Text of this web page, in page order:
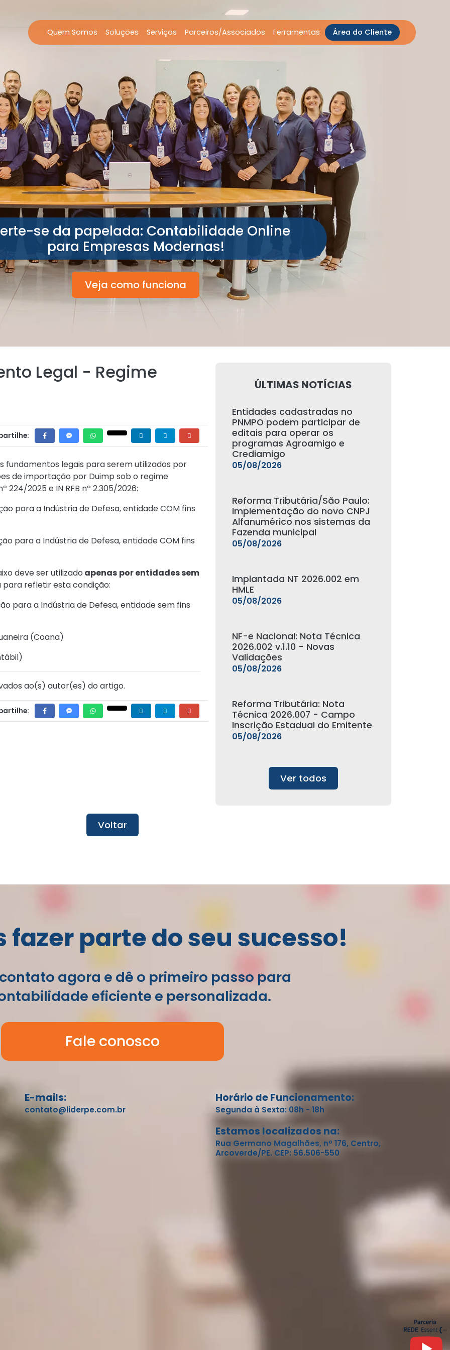
Quem Somos Soluções Serviços Parceiros/Associados Ferramentas Área do Cliente
se da papelada: Contabilidade Online
para Empresas Modernas!
Veja como funciona
Legal - Regime
fundamentos legais para serem utilizados por
de importação por Duimp sob o regime
2025 e IN RFB nº 2.305/2026:
para a Indústria de Defesa, entidade COM fins
para a Indústria de Defesa, entidade COM fins
deve ser utilizado apenas por entidades sem
para refletir esta condição:
para a Indústria de Defesa, entidade sem fins
(Coana)
)
ao(s) autor(es) do artigo.
ÚLTIMAS NOTÍCIAS
Entidades cadastradas no
PNMPO podem participar de
editais para operar os
programas Agroamigo e
Crediamigo
05/08/2026
Reforma Tributária/São Paulo:
Implementação do novo CNPJ
Alfanumérico nos sistemas da
Fazenda municipal
05/08/2026
Implantada NT 2026.002 em
HMLE
05/08/2026
NF-e Nacional: Nota Técnica
2026.002 v.1.10 - Novas
Validações
05/08/2026
Reforma Tributária: Nota
Técnica 2026.007 - Campo
Inscrição Estadual do Emitente
05/08/2026
Ver todos
Voltar
fazer parte do seu sucesso!
agora e dê o primeiro passo para
eficiente e personalizada.
Fale conosco
E-mails:
contato@liderpe.com.br
Horário de Funcionamento:
Segunda à Sexta: 08h - 18h
Estamos localizados na:
Rua Germano Magalhães, nº 176, Centro,
Arcoverde/PE. CEP: 56.506-550